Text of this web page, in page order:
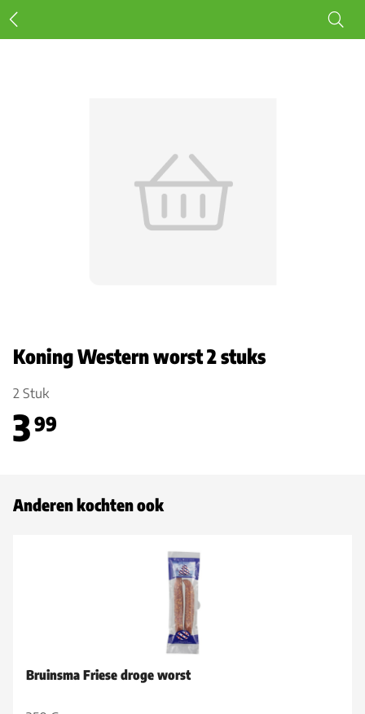
Koning Western worst 2 stuks
2 Stuk
399
Anderen kochten ook
Bruinsma Friese droge worst